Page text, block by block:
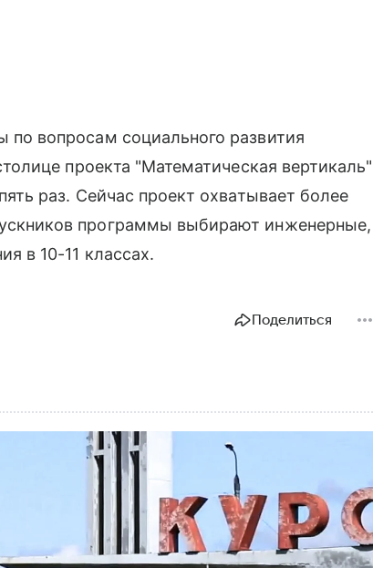
вопросам социального развития
проекта "Математическая вертикаль"
раз. Сейчас проект охватывает более
программы выбирают инженерные,
в 10-11 классах.
Поделиться